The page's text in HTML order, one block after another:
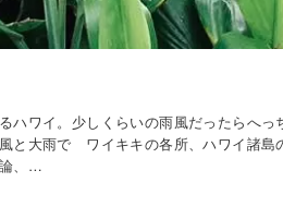
ハワイ。少しくらいの雨風だったらへっ
と大雨で ワイキキの各所、ハワイ諸島
、…